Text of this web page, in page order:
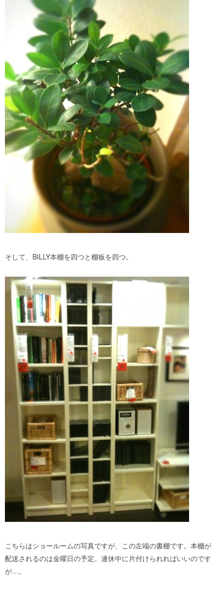
そして、BILLY本棚を四つと棚板を四つ。
こちらはショールームの写真ですが、この左端の書棚です。本棚が
配送されるのは金曜日の予定。連休中に片付けられればいいのです
が…。